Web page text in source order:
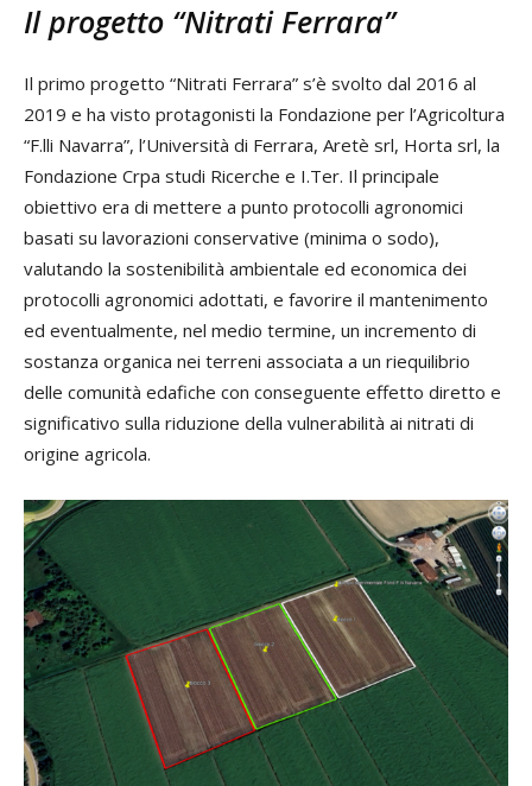
Il progetto “Nitrati Ferrara”
Il primo progetto “Nitrati Ferrara” s’è svolto dal 2016 al
2019 e ha visto protagonisti la Fondazione per l’Agricoltura
“F.lli Navarra”, l’Università di Ferrara, Aretè srl, Horta srl, la
Fondazione Crpa studi Ricerche e I.Ter. Il principale
obiettivo era di mettere a punto protocolli agronomici
basati su lavorazioni conservative (minima o sodo),
valutando la sostenibilità ambientale ed economica dei
protocolli agronomici adottati, e favorire il mantenimento
ed eventualmente, nel medio termine, un incremento di
sostanza organica nei terreni associata a un riequilibrio
delle comunità edafiche con conseguente effetto diretto e
significativo sulla riduzione della vulnerabilità ai nitrati di
origine agricola.